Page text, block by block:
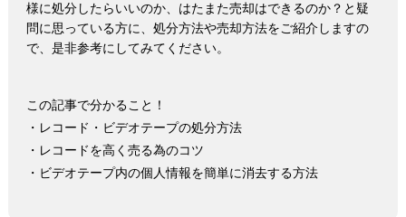
様に処分したらいいのか、はたまた売却はできるのか？と疑
問に思っている方に、処分方法や売却方法をご紹介しますの
で、是非参考にしてみてください。
この記事で分かること！
・レコード・ビデオテープの処分方法
・レコードを高く売る為のコツ
・ビデオテープ内の個人情報を簡単に消去する方法